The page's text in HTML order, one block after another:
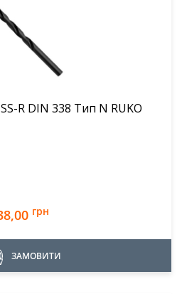
R DIN 338 Тип N RUKO
грн
ЗАМОВИТИ